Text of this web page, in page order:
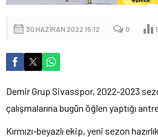
30 HAZIRAN 2022 15:12 0
Demir Grup Sivasspor, 2022-2023
çalışmalarına bugün öğlen yaptığı
Kırmızı-beyazlı ekip, yeni sezon